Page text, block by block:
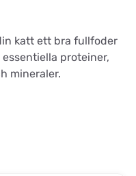
katt ett bra fullfoder
proteiner,
mineraler.